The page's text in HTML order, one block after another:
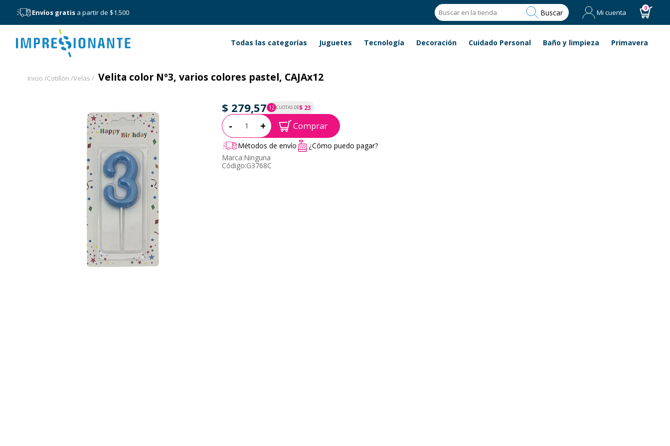
Envíos gratis a partir de $1.500 Buscar Mi cuenta 0
Menú Todas las categorías Juguetes Tecnología Decoración Cuidado Personal Baño y limpieza Primavera
Inicio /Cotillón /Velas / Velita color Nº3, varios colores pastel, CAJAx12
$ 279,57 12 CUOTAS DE$ 23
P.T.F. $ 280
Cantidad:
- + Comprar
Métodos de envío
¿Cómo puedo pagar?
Marca:Ninguna
Código:G3768C